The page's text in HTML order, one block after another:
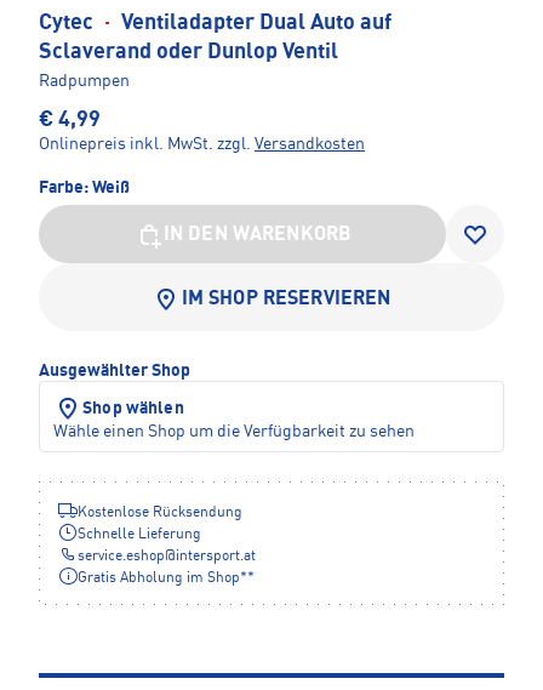
Cytec · Ventiladapter Dual Auto auf
Sclaverand oder Dunlop Ventil
Radpumpen
€ 4,99
Onlinepreis inkl. MwSt. zzgl. Versandkosten
Farbe: Weiß
IN DEN WARENKORB
IM SHOP RESERVIEREN
Ausgewählter Shop
Shop wählen
Wähle einen Shop um die Verfügbarkeit zu sehen
Kostenlose Rücksendung
Schnelle Lieferung
service.eshop@ intersport.at
Gratis Abholung im Shop**